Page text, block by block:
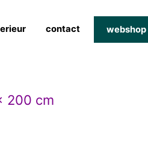
contact webshop
200 cm